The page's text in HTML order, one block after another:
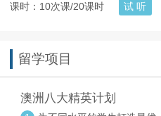
课时：10次课/20课时
试 听
留学项目
澳洲八大精英计划